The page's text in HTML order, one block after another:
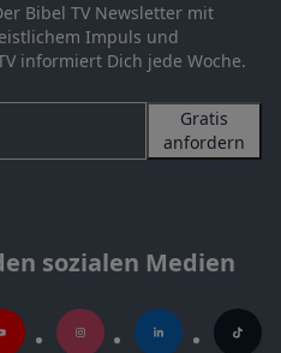
Bibel TV Newsletter mit
Impuls und
informiert Dich jede Woche.
Gratis
anfordern
sozialen Medien